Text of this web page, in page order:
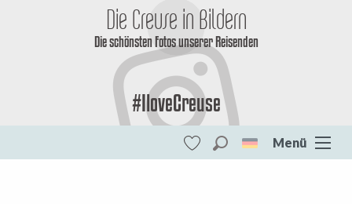
Menü
Suche
Die Creuse in Bildern
Die schönsten Fotos unserer Reisenden
#IloveCreuse